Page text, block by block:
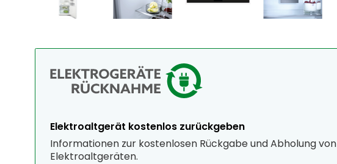
Elektroaltgerät kostenlos zurückgeben
Informationen zur kostenlosen Rückgabe und Abholung von
Elektroaltgeräten.